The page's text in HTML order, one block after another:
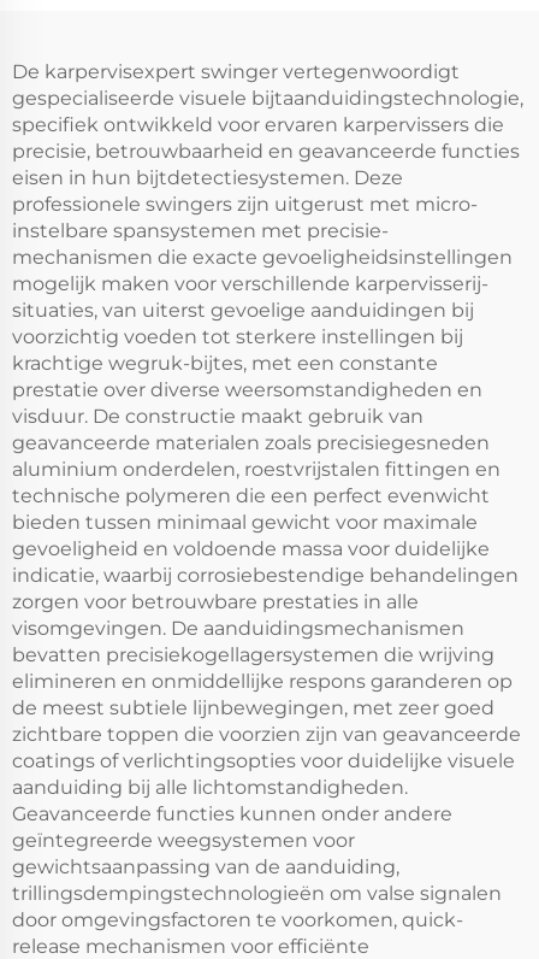
De karpervisexpert swinger vertegenwoordigt
gespecialiseerde visuele bijtaanduidingstechnologie,
specifiek ontwikkeld voor ervaren karpervissers die
precisie, betrouwbaarheid en geavanceerde functies
eisen in hun bijtdetectiesystemen. Deze
professionele swingers zijn uitgerust met micro-
instelbare spansystemen met precisie-
mechanismen die exacte gevoeligheidsinstellingen
mogelijk maken voor verschillende karpervisserij-
situaties, van uiterst gevoelige aanduidingen bij
voorzichtig voeden tot sterkere instellingen bij
krachtige wegruk-bijtes, met een constante
prestatie over diverse weersomstandigheden en
visduur. De constructie maakt gebruik van
geavanceerde materialen zoals precisiegesneden
aluminium onderdelen, roestvrijstalen fittingen en
technische polymeren die een perfect evenwicht
bieden tussen minimaal gewicht voor maximale
gevoeligheid en voldoende massa voor duidelijke
indicatie, waarbij corrosiebestendige behandelingen
zorgen voor betrouwbare prestaties in alle
visomgevingen. De aanduidingsmechanismen
bevatten precisiekogellagersystemen die wrijving
elimineren en onmiddellijke respons garanderen op
de meest subtiele lijnbewegingen, met zeer goed
zichtbare toppen die voorzien zijn van geavanceerde
coatings of verlichtingsopties voor duidelijke visuele
aanduiding bij alle lichtomstandigheden.
Geavanceerde functies kunnen onder andere
geïntegreerde weegsystemen voor
gewichtsaanpassing van de aanduiding,
trillingsdempingstechnologieën om valse signalen
door omgevingsfactoren te voorkomen, quick-
release mechanismen voor efficiënte